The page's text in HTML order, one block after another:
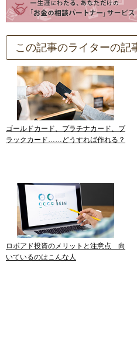
この記事のライターの記
ゴールドカード、プラチナカード、ブ
ラックカード……どうすれば作れる？
ロボアド投資のメリットと注意点 向
いているのはこんな人